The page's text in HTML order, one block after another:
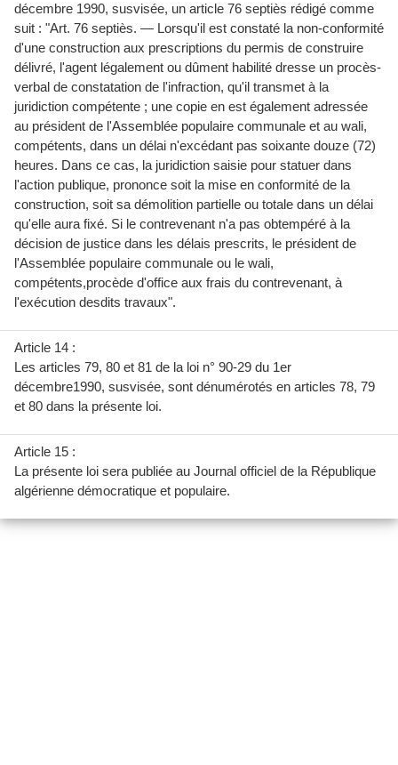
décembre 1990, susvisée, un article 76 septiès rédigé comme
suit : "Art. 76 septiès. — Lorsqu'il est constaté la non-conformité
d'une construction aux prescriptions du permis de construire
délivré, l'agent légalement ou dûment habilité dresse un procès-
verbal de constatation de l'infraction, qu'il transmet à la
juridiction compétente ; une copie en est également adressée
au président de l'Assemblée populaire communale et au wali,
compétents, dans un délai n'excédant pas soixante douze (72)
heures. Dans ce cas, la juridiction saisie pour statuer dans
l'action publique, prononce soit la mise en conformité de la
construction, soit sa démolition partielle ou totale dans un délai
qu'elle aura fixé. Si le contrevenant n'a pas obtempéré à la
décision de justice dans les délais prescrits, le président de
l'Assemblée populaire communale ou le wali,
compétents,procède d'office aux frais du contrevenant, à
l'exécution desdits travaux".
Article 14 :
Les articles 79, 80 et 81 de la loi n° 90-29 du 1er
décembre1990, susvisée, sont dénumérotés en articles 78, 79
et 80 dans la présente loi.
Article 15 :
La présente loi sera publiée au Journal officiel de la République
algérienne démocratique et populaire.